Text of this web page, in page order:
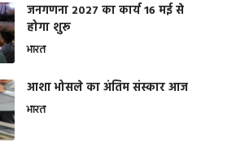
जनगणना 2027 का कार्य 16 मई से
होगा शुरू
भारत
आशा भोसले का अंतिम संस्कार आज
भारत